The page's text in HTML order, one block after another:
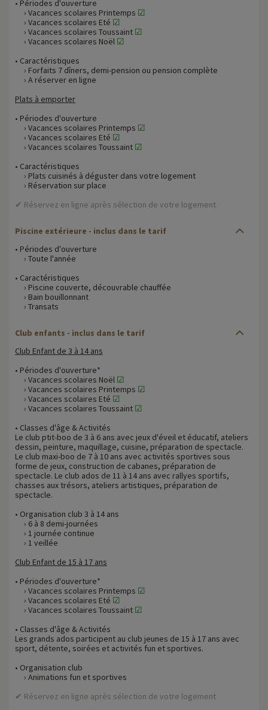
• Périodes d'ouverture
› Vacances scolaires Printemps ☑
› Vacances scolaires Eté ☑
› Vacances scolaires Toussaint ☑
› Vacances scolaires Noël ☑
• Caractéristiques
› Forfaits 7 dîners, demi-pension ou pension complète
› A réserver en ligne
Plats à emporter
• Périodes d'ouverture
› Vacances scolaires Printemps ☑
› Vacances scolaires Eté ☑
› Vacances scolaires Toussaint ☑
• Caractéristiques
› Plats cuisinés à déguster dans votre logement
› Réservation sur place
✔ Réservez en ligne après sélection de votre logement
Piscine extérieure - inclus dans le tarif
• Périodes d'ouverture
› Toute l'année
• Caractéristiques
› Piscine couverte, découvrable chauffée
› Bain bouillonnant
› Transats
Club enfants - inclus dans le tarif
Club Enfant de 3 à 14 ans
• Périodes d'ouverture*
› Vacances scolaires Noël ☑
› Vacances scolaires Printemps ☑
› Vacances scolaires Eté ☑
› Vacances scolaires Toussaint ☑
• Classes d'âge & Activités
Le club ptit-boo de 3 à 6 ans avec jeux d'éveil et éducatif, ateliers
dessin, peinture, maquillage, cuisine, préparation de spectacle.
Le club maxi-boo de 7 à 10 ans avec activités sportives sous
forme de jeux, construction de cabanes, préparation de
spectacle. Le club ados de 11 à 14 ans avec rallyes sportifs,
chasses aux trésors, ateliers artistiques, préparation de
spectacle.
• Organisation club 3 à 14 ans
› 6 à 8 demi-journées
› 1 journée continue
› 1 veillée
Club Enfant de 15 à 17 ans
• Périodes d'ouverture*
› Vacances scolaires Printemps ☑
› Vacances scolaires Eté ☑
› Vacances scolaires Toussaint ☑
• Classes d'âge & Activités
Les grands ados participent au club jeunes de 15 à 17 ans avec
sport, détente, soirées et activités fun et sportives.
• Organisation club
› Animations fun et sportives
✔ Réservez en ligne après sélection de votre logement